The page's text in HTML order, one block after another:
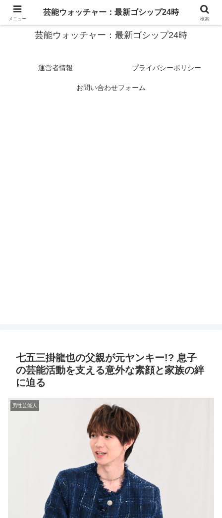
スターたちの裏側を徹底追跡！話題のゴシップがここに集結
芸能ウォッチャー：最新ゴシップ24時
運営者情報 プライバシーポリシー
お問い合わせフォーム
七五三掛龍也の父親が元ヤンキー!? 息子
の芸能活動を支える意外な素顔と家族の絆
に迫る
男性芸能人
メニュー
芸能ウォッチャー：最新ゴシップ24時
検索